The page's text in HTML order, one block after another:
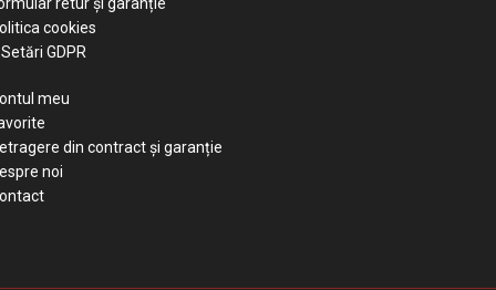
retur și garanție
cookies
GDPR
meu
din contract și garanție
noi